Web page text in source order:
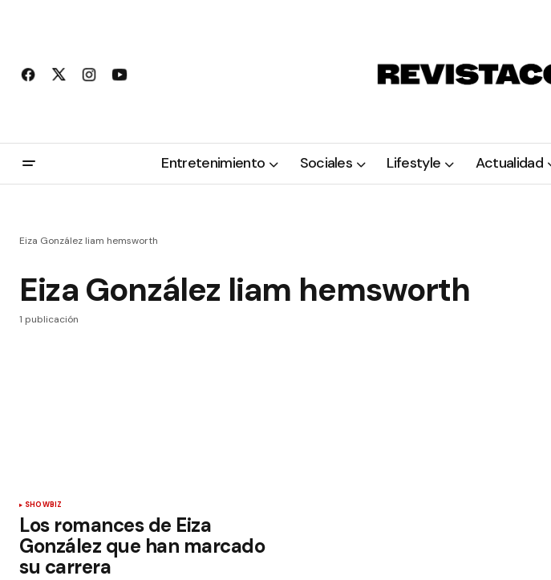
Entretenimiento Sociales Lifestyle Actualidad
Eiza González liam hemsworth
Eiza González liam hemsworth
1 publicación
SHOWBIZ
Los romances de Eiza
González que han marcado
su carrera